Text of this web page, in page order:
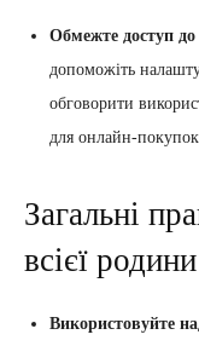
Обмежте доступ до
допоможіть
обговорити
для онлайн-покупок.
Загальні
всієї родини
Використовуйте